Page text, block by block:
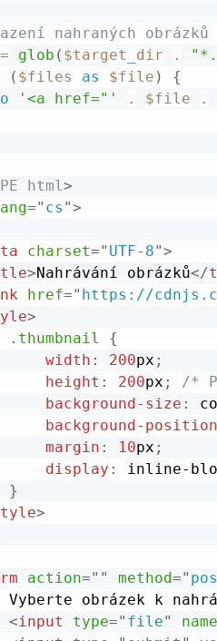
nahraných obrázků
= glob ( $target_dir .
( $files as $file )
{
'<a href="' . $file .
html>
=" cs ">
charset=" UTF-8">
>Nahrávání obrázků</
href=" https://
>
.thumbnail
{
width : 200px ;
height : 200px ;
/*
background-size :
background-position
margin : 10px ;
display : inline-
}
>
action=" " method="
Vyberte obrázek k
<input type=" file" name